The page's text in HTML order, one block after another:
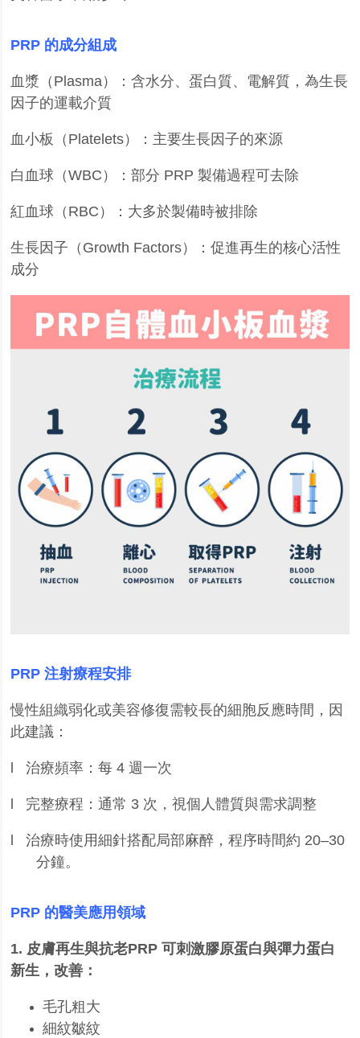
PRP 的成分組成
血漿（ Plasma）：含水分、蛋白質、電解質，為生長
因子的運載介質
血小板（ Platelets）：主要生長因子的來源
白血球（WBC ）：部分 PRP 製備過程可去除
紅血球（ RBC ）：大多於製備時被排除
生長因子（ Growth Factors）：促進再生的核心活性
成分
PRP注射療程安排
慢性組織弱化或美容修復需較長的細胞反應時間，因
此建議：
l 治療頻率：每 4週一次
l 完整療程：通常 3 次，視個人體質與需求調整
l 治療時使用細針搭配局部麻醉，程序時間約 20–30
分鐘。
PRP 的醫美應用領域
1. 皮膚再生與抗老PRP可刺激膠原蛋白與彈力蛋白
新生，改善：
毛孔粗大
細紋皺紋